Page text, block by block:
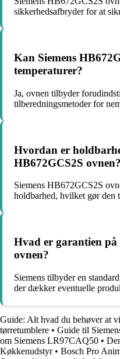
sikkerhedsafbryder for at
Kan Siemens
temperaturer?
Ja, ovnen tilbyder
tilberedningsmetoder for
Hvordan er
HB672GCS2S ovnen?
Siemens HB672GCS2S
holdbarhed, hvilket gør den
Hvad er garantien på
ovnen?
Siemens tilbyder en
der dækker eventuelle
Guide: Alt hvad du behøver at
tørretumblere • Guide til
om Siemens LR97CAQ50 •
Køkkenudstyr• Bosch Pro